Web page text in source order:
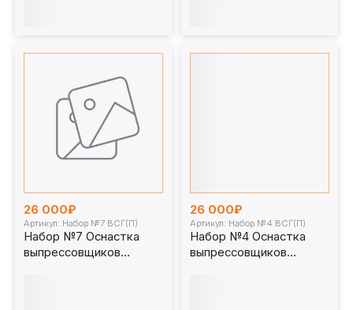
26 000₽
Артикул: Набор №7 ВСГ(П)
Набор №7 Оснастка
выпрессовщиков
26 000₽
Артикул: Набор №4 ВСГ(П)
Набор №4 Оснастка
выпрессовщиков